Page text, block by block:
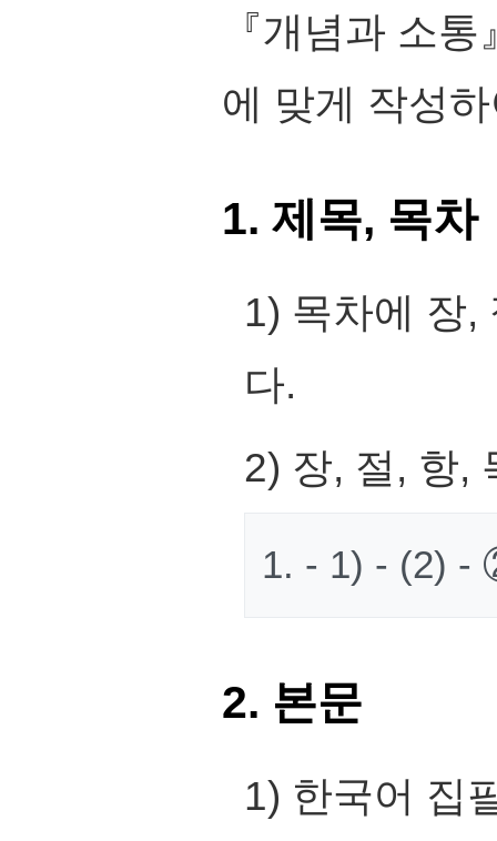
『개념과 소
에 맞게 작성
1. 제목, 목차
1) 목차에 장,
다.
2) 장, 절, 항,
1. - 1) - (2) -
2. 본문
1) 한국어 집